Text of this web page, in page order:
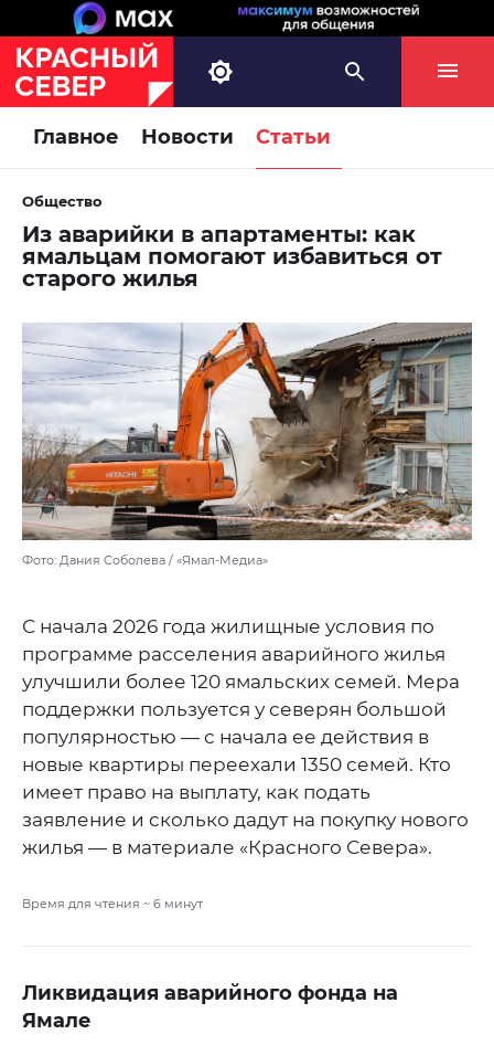
Главное Новости Статьи
Общество
Из аварийки в апартаменты: как
ямальцам помогают избавиться от
старого жилья
Фото: Дания Соболева / «Ямал-Медиа»
С начала 2026 года жилищные условия по
программе расселения аварийного жилья
улучшили более 120 ямальских семей. Мера
поддержки пользуется у северян большой
популярностью — с начала ее действия в
новые квартиры переехали 1350 семей. Кто
имеет право на выплату, как подать
заявление и сколько дадут на покупку нового
жилья — в материале «Красного Севера».
Время для чтения ~ 6 минут
Ликвидация аварийного фонда на
Ямале